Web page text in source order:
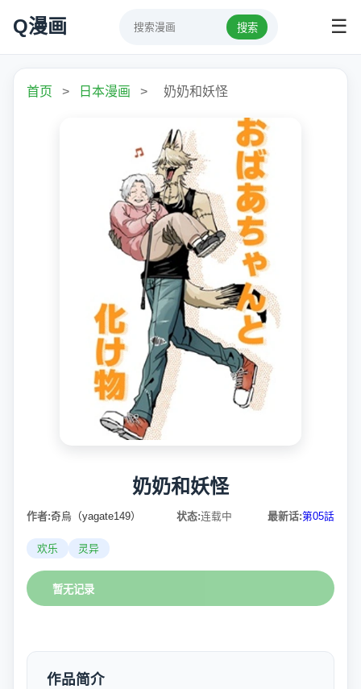
Q漫画 搜索 ☰
首页 > 日本漫画 > 奶奶和妖怪
奶奶和妖怪
作者:奇烏（yagate149） 状态:连载中 最新话:第05話
欢乐 灵异
暂无记录
作品简介